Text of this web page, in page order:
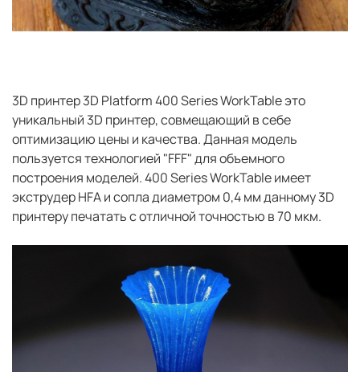
3D принтер 3D Platform 400 Series WorkTable это
уникальный 3D принтер, совмещающий в себе
оптимизацию цены и качества. Данная модель
пользуется технологией "FFF" для объемного
построения моделей. 400 Series WorkTable имеет
экструдер HFA и сопла диаметром 0,4 мм данному 3D
принтеру печатать с отличной точностью в 70 мкм.